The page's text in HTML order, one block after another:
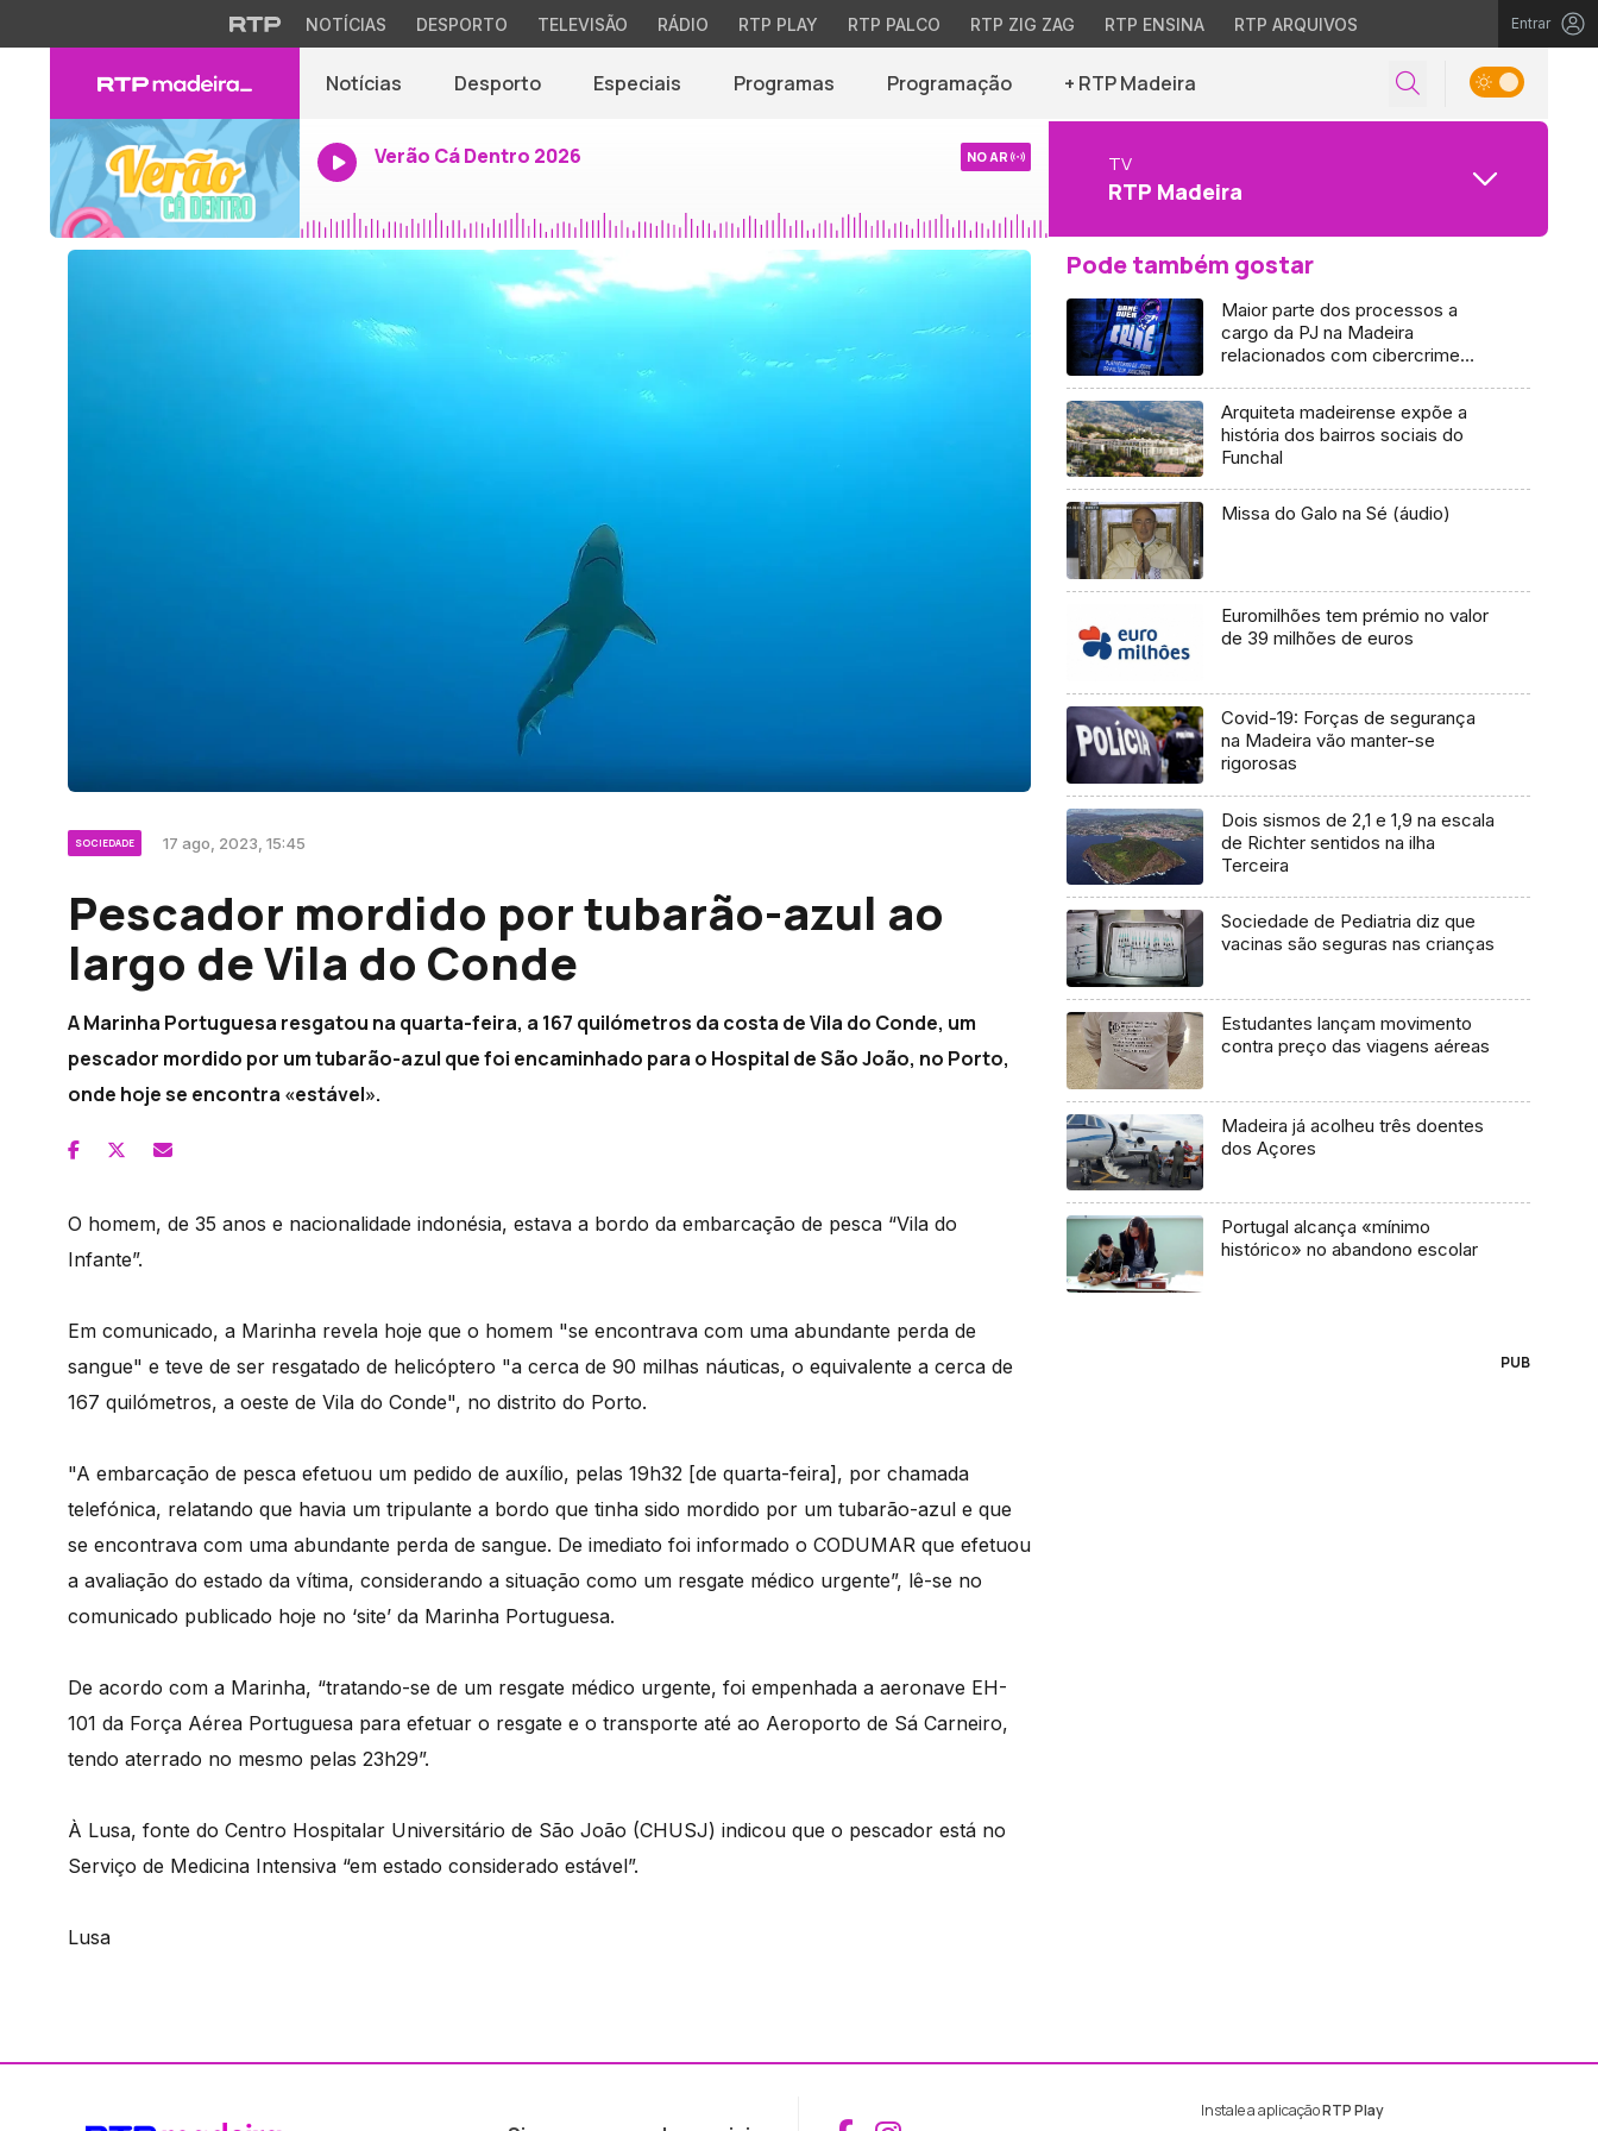
NOTÍCIAS DESPORTO TELEVISÃO RÁDIO RTP PLAY RTP PALCO RTP ZIG ZAG RTP ENSINA RTP ARQUIVOS Entrar
Notícias Desporto Especiais Programas Programação + RTP Madeira
Verão Cá Dentro 2026 NO AR TV
RTP Madeira
SOCIEDADE 17 ago, 2023, 15:45
Pescador mordido por tubarão-azul ao
largo de Vila do Conde
A Marinha Portuguesa resgatou na quarta-feira, a 167 quilómetros da costa de Vila do Conde, um
pescador mordido por um tubarão-azul que foi encaminhado para o Hospital de São João, no Porto,
onde hoje se encontra «estável».
O homem, de 35 anos e nacionalidade indonésia, estava a bordo da embarcação de pesca “Vila do
Infante”.
Em comunicado, a Marinha revela hoje que o homem "se encontrava com uma abundante perda de
sangue" e teve de ser resgatado de helicóptero "a cerca de 90 milhas náuticas, o equivalente a cerca de
167 quilómetros, a oeste de Vila do Conde", no distrito do Porto.
"A embarcação de pesca efetuou um pedido de auxílio, pelas 19h32 [de quarta-feira], por chamada
telefónica, relatando que havia um tripulante a bordo que tinha sido mordido por um tubarão-azul e que
se encontrava com uma abundante perda de sangue. De imediato foi informado o CODUMAR que efetuou
a avaliação do estado da vítima, considerando a situação como um resgate médico urgente”, lê-se no
comunicado publicado hoje no ‘site’ da Marinha Portuguesa.
De acordo com a Marinha, “tratando-se de um resgate médico urgente, foi empenhada a aeronave EH-
101 da Força Aérea Portuguesa para efetuar o resgate e o transporte até ao Aeroporto de Sá Carneiro,
tendo aterrado no mesmo pelas 23h29”.
À Lusa, fonte do Centro Hospitalar Universitário de São João (CHUSJ) indicou que o pescador está no
Serviço de Medicina Intensiva “em estado considerado estável”.
Lusa
Pode também gostar
Maior parte dos processos a
cargo da PJ na Madeira
relacionados com cibercrime
Arquiteta madeirense expõe a
história dos bairros sociais do
Funchal
Missa do Galo na Sé (áudio)
Euromilhões tem prémio no valor
de 39 milhões de euros
Covid-19: Forças de segurança
na Madeira vão manter-se
rigorosas
Dois sismos de 2,1 e 1,9 na escala
de Richter sentidos na ilha
Terceira
Sociedade de Pediatria diz que
vacinas são seguras nas crianças
Estudantes lançam movimento
contra preço das viagens aéreas
Madeira já acolheu três doentes
dos Açores
Portugal alcança «mínimo
histórico» no abandono escolar
PUB
Instale a aplicaçãoRTP Play